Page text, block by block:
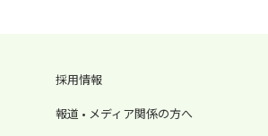
採用情報
報道 • メディア関係の方へ